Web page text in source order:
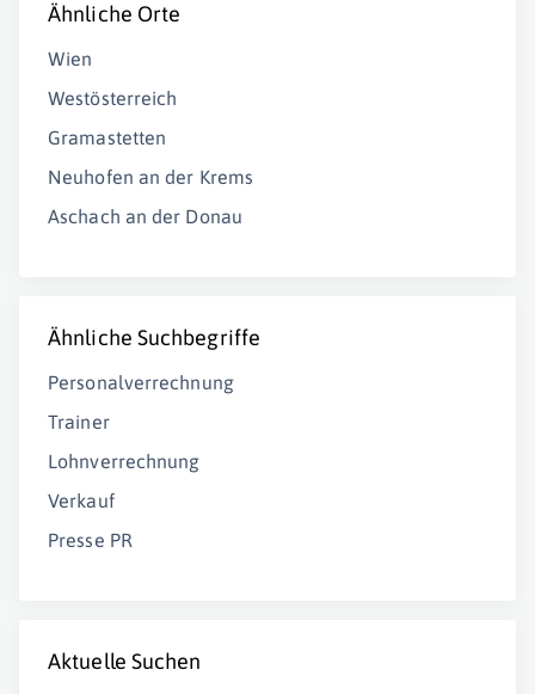
Ähnliche Orte
Wien
Westösterreich
Gramastetten
Neuhofen an der Krems
Aschach an der Donau
Ähnliche Suchbegriffe
Personalverrechnung
Trainer
Lohnverrechnung
Verkauf
Presse PR
Aktuelle Suchen